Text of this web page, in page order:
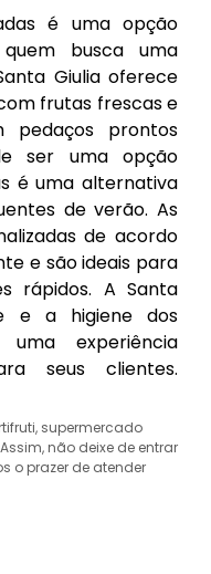
é uma opção
busca uma
Giulia oferece
frutas frescas e
pedaços prontos
ser uma opção
é uma alternativa
de verão. As
de acordo
e são ideais para
rápidos. A Santa
e a higiene dos
uma experiência
seus clientes.
supermercado
não deixe de entrar
o prazer de atender